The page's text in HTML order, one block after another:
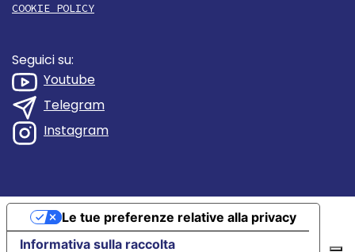
COOKIE POLICY
Seguici su:
Youtube
Telegram
Instagram
Informativa sulla raccolta
Le tue preferenze relative alla privacy